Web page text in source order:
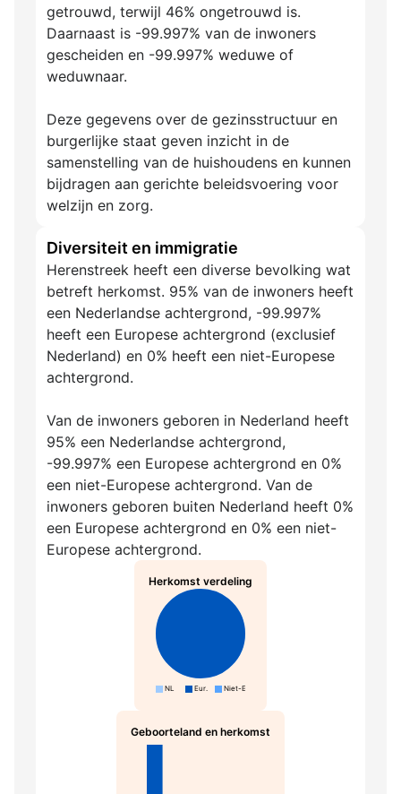
getrouwd, terwijl 46% ongetrouwd is.
Daarnaast is -99.997% van de inwoners
gescheiden en -99.997% weduwe of
weduwnaar.
Deze gegevens over de gezinsstructuur en
burgerlijke staat geven inzicht in de
samenstelling van de huishoudens en kunnen
bijdragen aan gerichte beleidsvoering voor
welzijn en zorg.
Diversiteit en immigratie
Herenstreek heeft een diverse bevolking wat
betreft herkomst. 95% van de inwoners heeft
een Nederlandse achtergrond, -99.997%
heeft een Europese achtergrond (exclusief
Nederland) en 0% heeft een niet-Europese
achtergrond.
Van de inwoners geboren in Nederland heeft
95% een Nederlandse achtergrond,
-99.997% een Europese achtergrond en 0%
een niet-Europese achtergrond. Van de
inwoners geboren buiten Nederland heeft 0%
een Europese achtergrond en 0% een niet-
Europese achtergrond.
Herkomst verdeling
NL Eur. Niet-Eur.
Geboorteland en herkomst
NL-N